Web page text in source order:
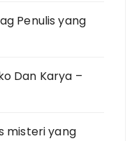
Penulis yang
Dan Karya –
misteri yang